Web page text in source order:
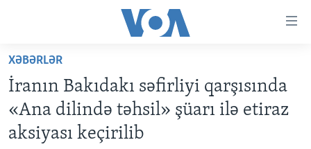
Skip
main
content
Skip
to
PROQRAMLAR
AMERIKA İCMALI
AZƏRBAYCAN
XƏBƏRLƏR
İranın Bakıdakı səfirliyi qarşısında
«Ana dilində təhsil» şüarı ilə etiraz
aksiyası keçirilib